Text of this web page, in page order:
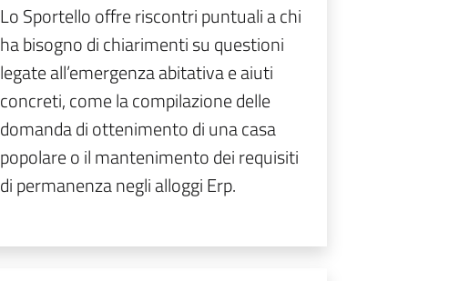
Lo Sportello offre riscontri puntuali a chi
ha bisogno di chiarimenti su questioni
legate all’emergenza abitativa e aiuti
concreti, come la compilazione delle
domanda di ottenimento di una casa
popolare o il mantenimento dei requisiti
di permanenza negli alloggi Erp.